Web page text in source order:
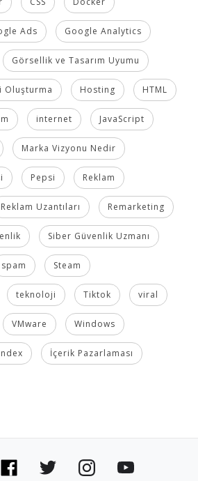
Ads Google Analytics
Görsellik ve Tasarım Uyumu
Oluşturma Hosting HTML
internet JavaScript
Marka Vizyonu Nedir
Pepsi Reklam
Reklam Uzantıları Remarketing
Siber Güvenlik Uzmanı
spam Steam
teknoloji Tiktok viral
VMware Windows
İçerik Pazarlaması